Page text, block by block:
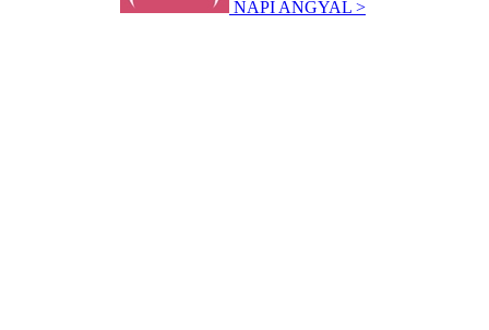
NAPI ANGYAL >